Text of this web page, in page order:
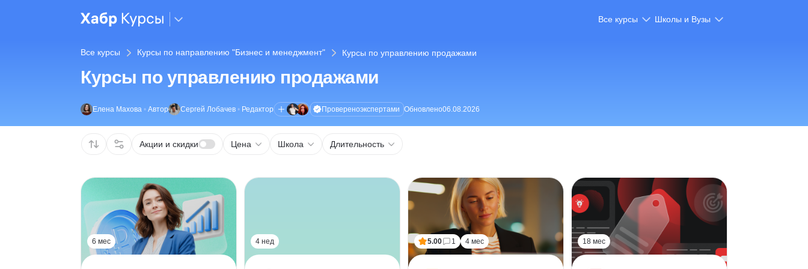
Все курсы Школы и Вузы
Все курсы Курсы по направлению "Бизнес и менеджмент" Курсы по управлению продажами
Курсы по управлению продажами
Елена Махова • Автор Сергей Лобачев • Редактор Провереноэкспертами Обновлено06.08.2026
Акции и скидки Цена Школа Длительность
6 мес 4 нед 5.00 1 4 мес 18 мес